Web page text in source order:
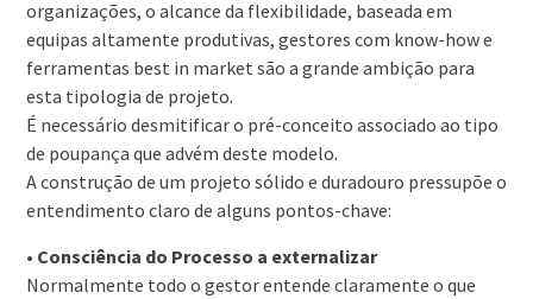
organizações, o alcance da flexibilidade, baseada em
equipas altamente produtivas, gestores com know-how e
ferramentas best in market são a grande ambição para
esta tipologia de projeto.
É necessário desmitificar o pré-conceito associado ao tipo
de poupança que advém deste modelo.
A construção de um projeto sólido e duradouro pressupõe o
entendimento claro de alguns pontos-chave:
• Consciência do Processo a externalizar
Normalmente todo o gestor entende claramente o que